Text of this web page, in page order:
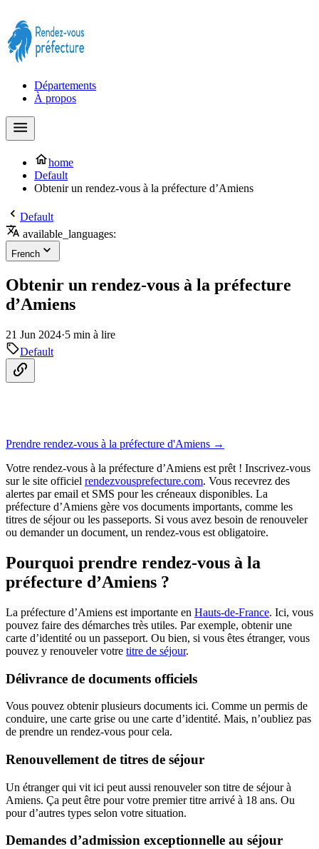
Départements
À propos
home
Default
Obtenir un rendez-vous à la préfecture d’Amiens
Default
available_languages:
French
Obtenir un rendez-vous à la préfecture
d’Amiens
21 Jun 2024·5 min à lire
Default
Prendre rendez-vous à la préfecture d'Amiens →
Votre rendez-vous à la préfecture d’Amiens est prêt ! Inscrivez-vous
sur le site officiel rendezvousprefecture.com. Vous recevrez des
alertes par email et SMS pour les créneaux disponibles. La
préfecture d’Amiens gère vos documents importants, comme les
titres de séjour ou les passeports. Si vous avez besoin de renouveler
ou demander un document, un rendez-vous est obligatoire.
Pourquoi prendre rendez-vous à la
préfecture d’Amiens ?
La préfecture d’Amiens est importante en Hauts-de-France. Ici, vous
pouvez faire des démarches très utiles. Par exemple, obtenir une
carte d’identité ou un passeport. Ou bien, si vous êtes étranger, vous
pouvez y renouveler votre titre de séjour.
Délivrance de documents officiels
Vous pouvez obtenir plusieurs documents ici. Comme un permis de
conduire, une carte grise ou une carte d’identité. Mais, n’oubliez pas
de prendre un rendez-vous pour cela.
Renouvellement de titres de séjour
Un étranger qui vit ici peut aussi renouveler son titre de séjour à
Amiens. Ça peut être pour votre premier titre arrivé à 18 ans. Ou
pour d’autres types selon votre situation.
Demandes d’admission exceptionnelle au séjour